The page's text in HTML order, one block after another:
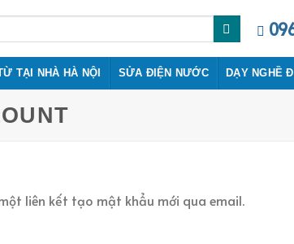
TẠI NHÀ HÀ NỘI SỬA ĐIỆN NƯỚC DẠY NGHỀ
liên kết tạo mật khẩu mới qua email.